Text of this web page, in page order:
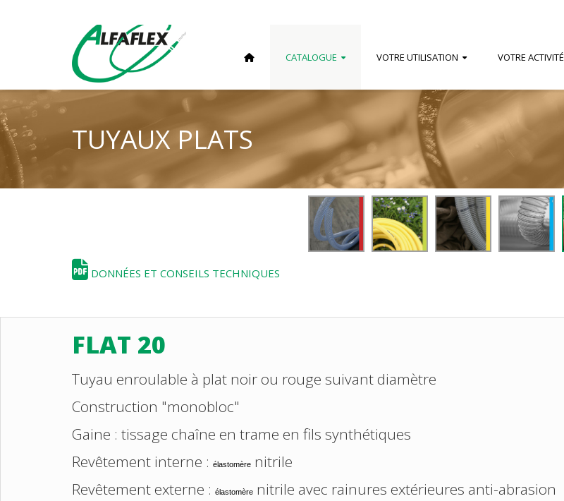
CATALOGUE VOTRE UTILISATION VOTRE ACTIVITÉ
TUYAUX PLATS
DONNÉES ET CONSEILS TECHNIQUES
FLAT 20
Tuyau enroulable à plat noir ou rouge suivant diamètre
Construction "monobloc"
Gaine : tissage chaîne en trame en fils synthétiques
Revêtement interne : élastomère nitrile
Revêtement externe : élastomère nitrile avec rainures extérieures anti-abrasion